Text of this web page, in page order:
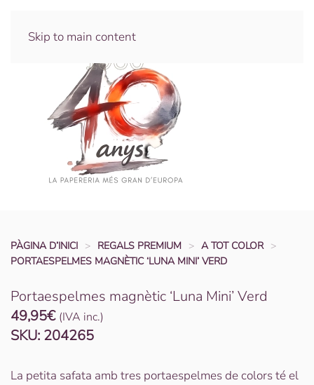
Skip to main content
PÀGINA D’INICI REGALS PREMIUM
A TOT COLOR
PORTAESPELMES MAGNÈTIC ‘LUNA MINI’ VERD
Portaespelmes magnètic ‘Luna Mini’ Verd
49,95€ (IVA inc.)
SKU: 204265
La petita safata amb tres portaespelmes de colors té el